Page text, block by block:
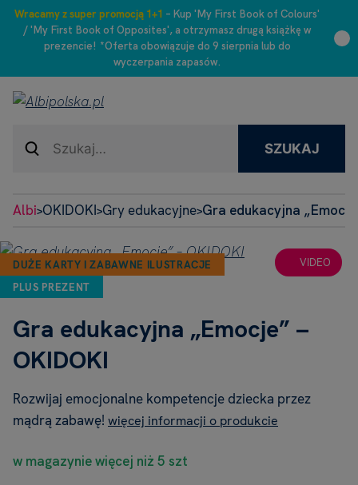
Wracamy z super promocją 1+1 – Kup 'My First Book of Colours'
/ 'My First Book of Opposites', a otrzymasz drugą książkę w
prezencie! *Oferta obowiązuje do 9 sierpnia lub do
wyczerpania zapasów.
SZUKAJ
Albi>OKIDOKI>Gry edukacyjne>Gra edukacyjna
DUŻE KARTY I ZABAWNE ILUSTRACJE
PLUS PREZENT
VIDEO
Gra edukacyjna „Emocje” –
OKIDOKI
Rozwijaj emocjonalne kompetencje dziecka przez
mądrą zabawę! więcej informacji o produkcie
w magazynie więcej niż 5 szt